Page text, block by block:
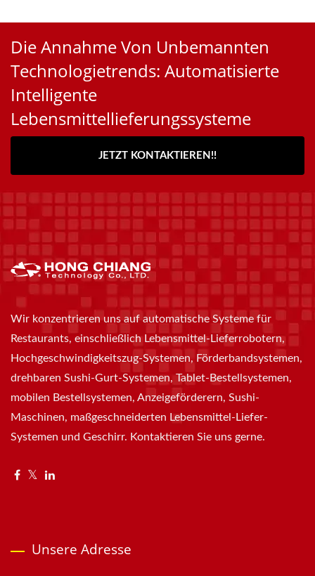
Die Annahme Von Unbemannten
Technologietrends: Automatisierte
Intelligente
Lebensmittellieferungssysteme
JETZT KONTAKTIEREN!!
Wir konzentrieren uns auf automatische Systeme für
Restaurants, einschließlich Lebensmittel-Lieferrobotern,
Hochgeschwindigkeitszug-Systemen, Förderbandsystemen,
drehbaren Sushi-Gurt-Systemen, Tablet-Bestellsystemen,
mobilen Bestellsystemen, Anzeigeförderern, Sushi-
Maschinen, maßgeschneiderten Lebensmittel-Liefer-
Systemen und Geschirr. Kontaktieren Sie uns gerne.
Unsere Adresse